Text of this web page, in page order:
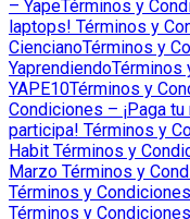
– YapeTérminos y
laptops! Términos y
CiencianoTérminos y
YaprendiendoTérminos
YAPE10Términos y
Condiciones – ¡Paga
participa! Términos y
Habit Términos y
Marzo Términos y
Términos y
Términos y